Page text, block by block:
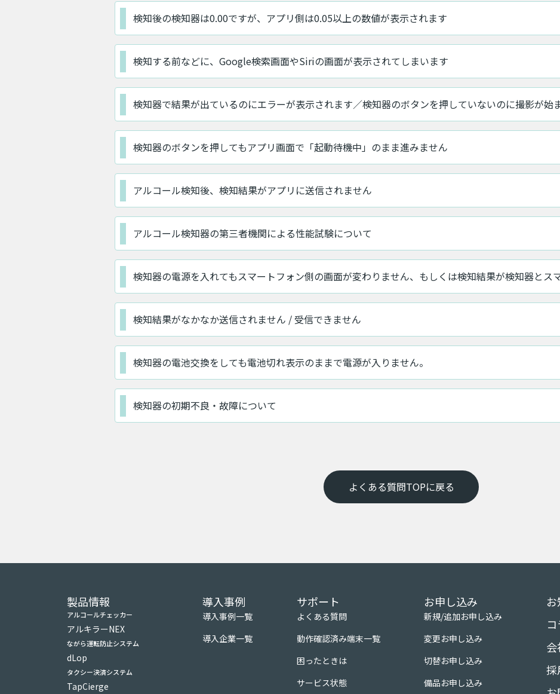
検知後の検知器は0.00ですが、アプリ側は0.05以上の数値が表示されます
検知する前などに、Google検索画面やSiriの画面が表示されてしまいます
検知器で結果が出ているのにエラーが表示されます／検知器のボタンを押していないのに撮影が始
検知器のボタンを押してもアプリ画面で「起動待機中」のまま進みません
アルコール検知後、検知結果がアプリに送信されません
アルコール検知器の第三者機関による性能試験について
検知器の電源を入れてもスマートフォン側の画面が変わりません、もしくは検知結果が検知器とス
検知結果がなかなか送信されません / 受信できません
検知器の電池交換をしても電池切れ表示のままで電源が入りません。
検知器の初期不良・故障について
よくある質問TOPに戻る
製品情報
アルコールチェッカー
アルキラーNEX
ながら運転防止システム
dLop
タクシー決済システム
TapCierge
導入事例
導入事例一覧
導入企業一覧
サポート
よくある質問
動作確認済み端末一覧
困ったときは
サービス状態
お申し込み
新規/追加お申し込み
変更お申し込み
切替お申し込み
備品お申し込み
採